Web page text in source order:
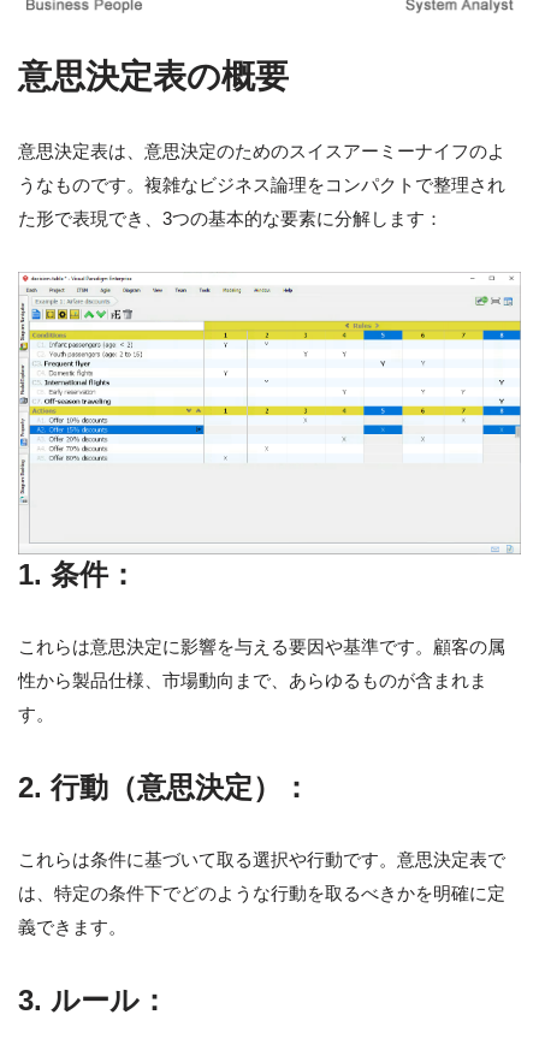
意思決定表の概要
意思決定表は、意思決定のためのスイスアーミーナイフのよ
うなものです。複雑なビジネス論理をコンパクトで整理され
た形で表現でき、3つの基本的な要素に分解します：
1. 条件：
これらは意思決定に影響を与える要因や基準です。顧客の属
性から製品仕様、市場動向まで、あらゆるものが含まれま
す。
2. 行動（意思決定）：
これらは条件に基づいて取る選択や行動です。意思決定表で
は、特定の条件下でどのような行動を取るべきかを明確に定
義できます。
3. ルール：